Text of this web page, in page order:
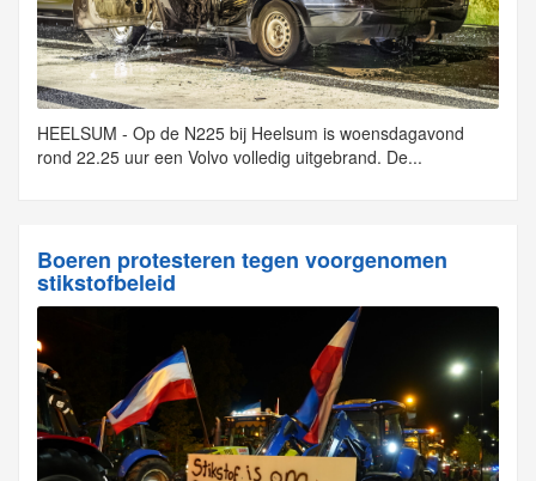
HEELSUM - Op de N225 bij Heelsum is woensdagavond
rond 22.25 uur een Volvo volledig uitgebrand. De...
Boeren protesteren tegen voorgenomen
stikstofbeleid